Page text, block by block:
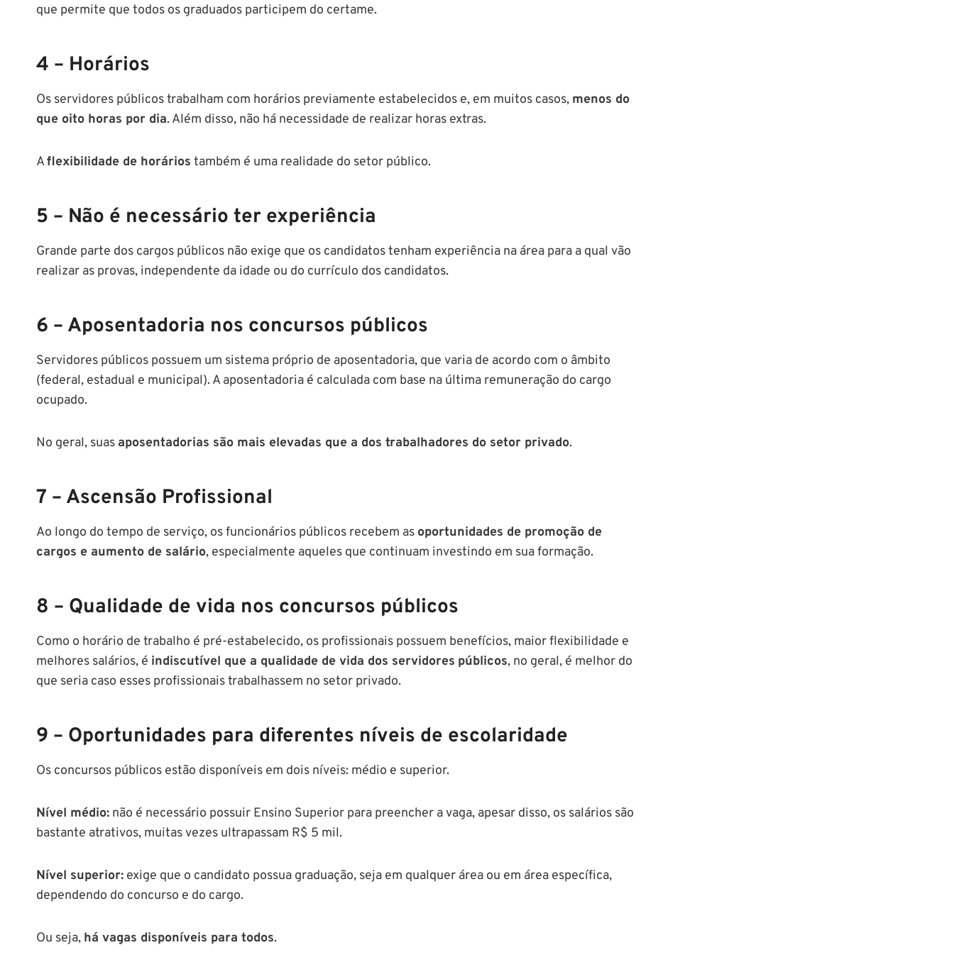
que permite que todos os graduados participem do certame.
4 – Horários
Os servidores públicos trabalham com horários previamente estabelecidos e, em muitos casos, menos do
que oito horas por dia. Além disso, não há necessidade de realizar horas extras.
Aflexibilidade de horários também é uma realidade do setor público.
5 – Não é necessário ter experiência
Grande parte dos cargos públicos não exige que os candidatos tenham experiência na área para a qual vão
realizar as provas, independente da idade ou do currículo dos candidatos.
6 – Aposentadoria nos concursos públicos
Servidores públicos possuem um sistema próprio de aposentadoria, que varia de acordo com o âmbito
(federal, estadual e municipal). A aposentadoria é calculada com base na última remuneração do cargo
ocupado.
No geral, suas aposentadorias são mais elevadas que a dos trabalhadores do setor privado.
7 – Ascensão Profissional
Ao longo do tempo de serviço, os funcionários públicos recebem as oportunidades de promoção de
cargos e aumento de salário, especialmente aqueles que continuam investindo em sua formação.
8 – Qualidade de vida nos concursos públicos
Como o horário de trabalho é pré-estabelecido, os profissionais possuem benefícios, maior flexibilidade e
melhores salários, é indiscutível que a qualidade de vida dos servidores públicos, no geral, é melhor do
que seria caso esses profissionais trabalhassem no setor privado.
9 – Oportunidades para diferentes níveis de escolaridade
Os concursos públicos estão disponíveis em dois níveis: médio e superior.
Nível médio: não é necessário possuir Ensino Superior para preencher a vaga, apesar disso, os salários são
bastante atrativos, muitas vezes ultrapassam R$ 5 mil.
Nível superior: exige que o candidato possua graduação, seja em qualquer área ou em área específica,
dependendo do concurso e do cargo.
Ou seja, há vagas disponíveis para todos.